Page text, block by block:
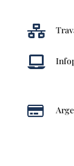


